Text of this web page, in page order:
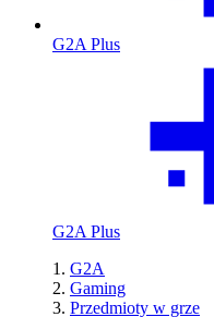
G2A Plus
G2A Plus
G2A
Gaming
Przedmioty w grze